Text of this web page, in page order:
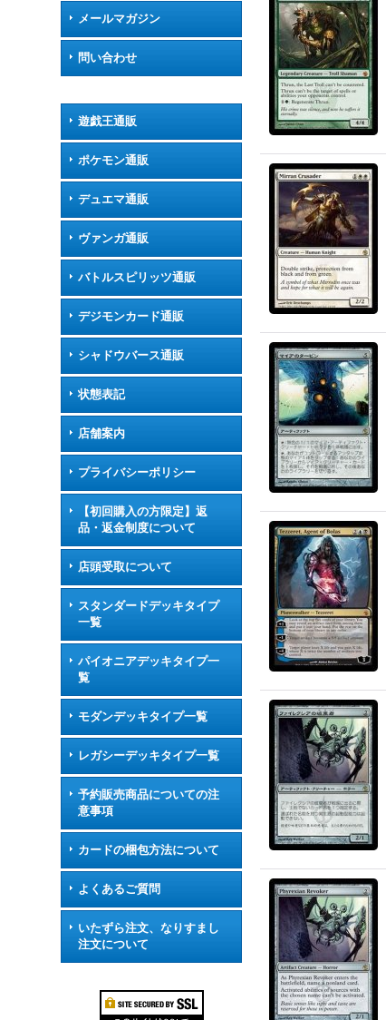
メールマガジン
問い合わせ
遊戯王通販
ポケモン通販
デュエマ通販
ヴァンガ通販
バトルスピリッツ通販
デジモンカード通販
シャドウバース通販
状態表記
店舗案内
プライバシーポリシー
【初回購入の方限定】返
品・返金制度について
店頭受取について
スタンダードデッキタイプ
一覧
パイオニアデッキタイプ一
覧
モダンデッキタイプ一覧
レガシーデッキタイプ一覧
予約販売商品についての注
意事項
カードの梱包方法について
よくあるご質問
いたずら注文、なりすまし
注文について